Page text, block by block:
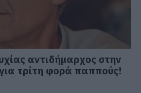
αντιδήμαρχος στην
τρίτη φορά παππούς!